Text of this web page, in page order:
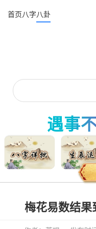
首页八字八卦
遇事
梅花易数结果